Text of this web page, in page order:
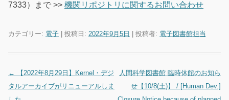
7333）まで >> 機関リポジトリに関するお問い合わせ
カテゴリー: 電子 | 投稿日: 2022年9月5日 投稿者: 電子図書館担当
投稿ナビゲーション
←
【2022年8月29日】Kernel・デジ
タルアーカイブがリニューアルしま
人間科学図書館 臨時休館のお知ら
せ【10/8(土)】 / [Human Dev.]